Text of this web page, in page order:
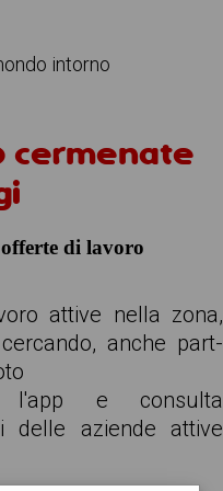
intorno
cermenate
di lavoro
attive nella zona,
anche part-
l'app e consulta
delle aziende attive